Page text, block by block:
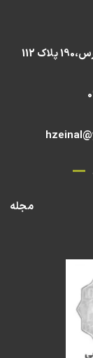
112
مجله